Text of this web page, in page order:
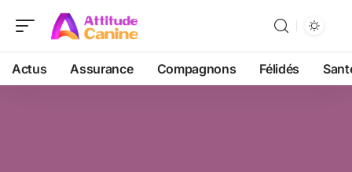
Actus Assurance Compagnons Félidés